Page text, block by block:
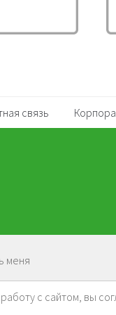
связь
с сайтом, вы
меня